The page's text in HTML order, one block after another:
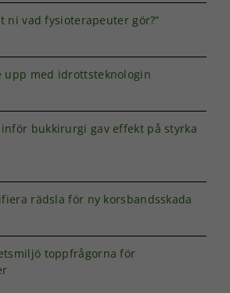
ni vad fysioterapeuter gör?”
upp med idrottsteknologin
bukkirurgi gav effekt på styrka
rädsla för ny korsbandsskada
toppfrågorna för